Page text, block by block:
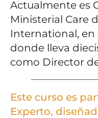
Actualmente es
Ministerial Care
International, en
donde lleva
como Director
Este curso es
Experto,